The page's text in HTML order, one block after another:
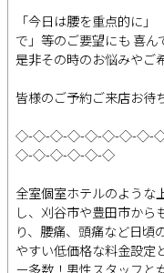
「今日は腰を重点的に
で」等のご要望にも 喜ん
是非その時のお悩みやご
皆様のご予約ご来店お待
◇-◇-◇-◇-◇-◇-◇-◇-
◇-◇-◇-◇-◇-◇
全室個室ホテルのような
し、刈谷市や豊田市か
り、腰痛、頭痛など日
やすい低価格な料金設定
ー多数！男性スタッフと